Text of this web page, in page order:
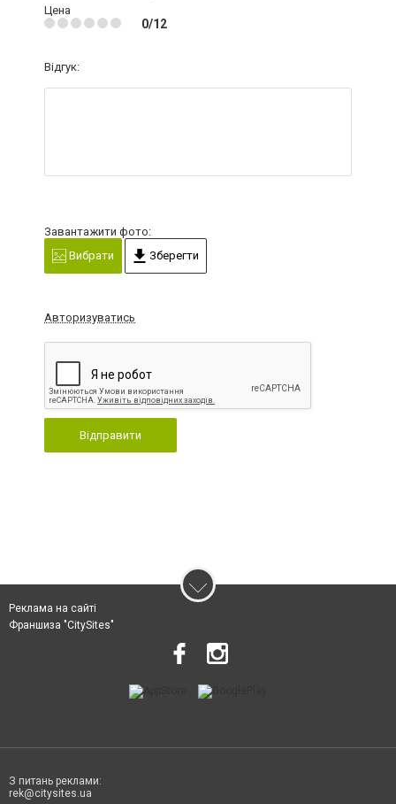
Цена
0/12
Відгук:
Завантажити фото:
Вибрати
Зберегти
Авторизуватись
Відправити
Реклама на сайті
Франшиза "CitySites"
З питань реклами:
rek@citysites.ua